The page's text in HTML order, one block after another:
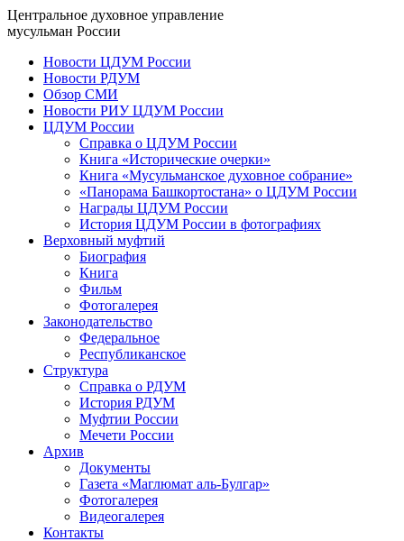
Центральное духовное управление
мусульман России
Новости ЦДУМ России
Новости РДУМ
Обзор СМИ
Новости РИУ ЦДУМ России
ЦДУМ России
Справка о ЦДУМ России
Книга «Исторические очерки»
Книга «Мусульманское духовное собрание»
«Панорама Башкортостана» о ЦДУМ России
Награды ЦДУМ России
История ЦДУМ России в фотографиях
Верховный муфтий
Биография
Книга
Фильм
Фотогалерея
Законодательство
Федеральное
Республиканское
Структура
Справка о РДУМ
История РДУМ
Муфтии России
Мечети России
Архив
Документы
Газета «Маглюмат аль-Булгар»
Фотогалерея
Видеогалерея
Контакты